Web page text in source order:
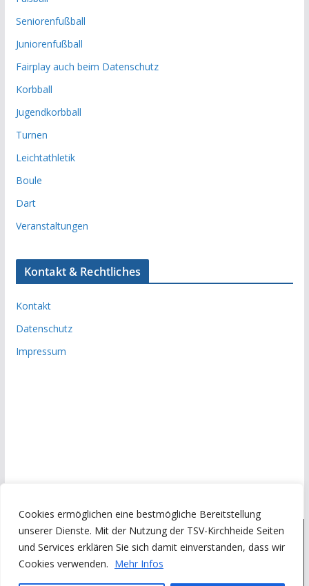
Cookies ermöglichen eine bestmögliche Bereitstellung
unserer Dienste. Mit der Nutzung der TSV-Kirchheide Seiten
und Services erklären Sie sich damit einverstanden, dass wir
Cookies verwenden. Mehr Infos
Seniorenfußball
Juniorenfußball
Fairplay auch beim Datenschutz
Korbball
Jugendkorbball
Turnen
Leichtathletik
Boule
Dart
Veranstaltungen
Kontakt & Rechtliches
Kontakt
Datenschutz
Impressum
Copyright © 2026
Turn- und Sportverein Kirchheide von 1945